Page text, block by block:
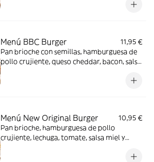
Menú BBC Burger
11,95 €
Pan brioche con semillas, hamburguesa de
pollo crujiente, queso cheddar, bacon, salsa
Menú New Original Burger
10,95 €
Pan brioche, hamburguesa de pollo
crujiente, lechuga, tomate, salsa miel y
Acompañado de complemento y bebida